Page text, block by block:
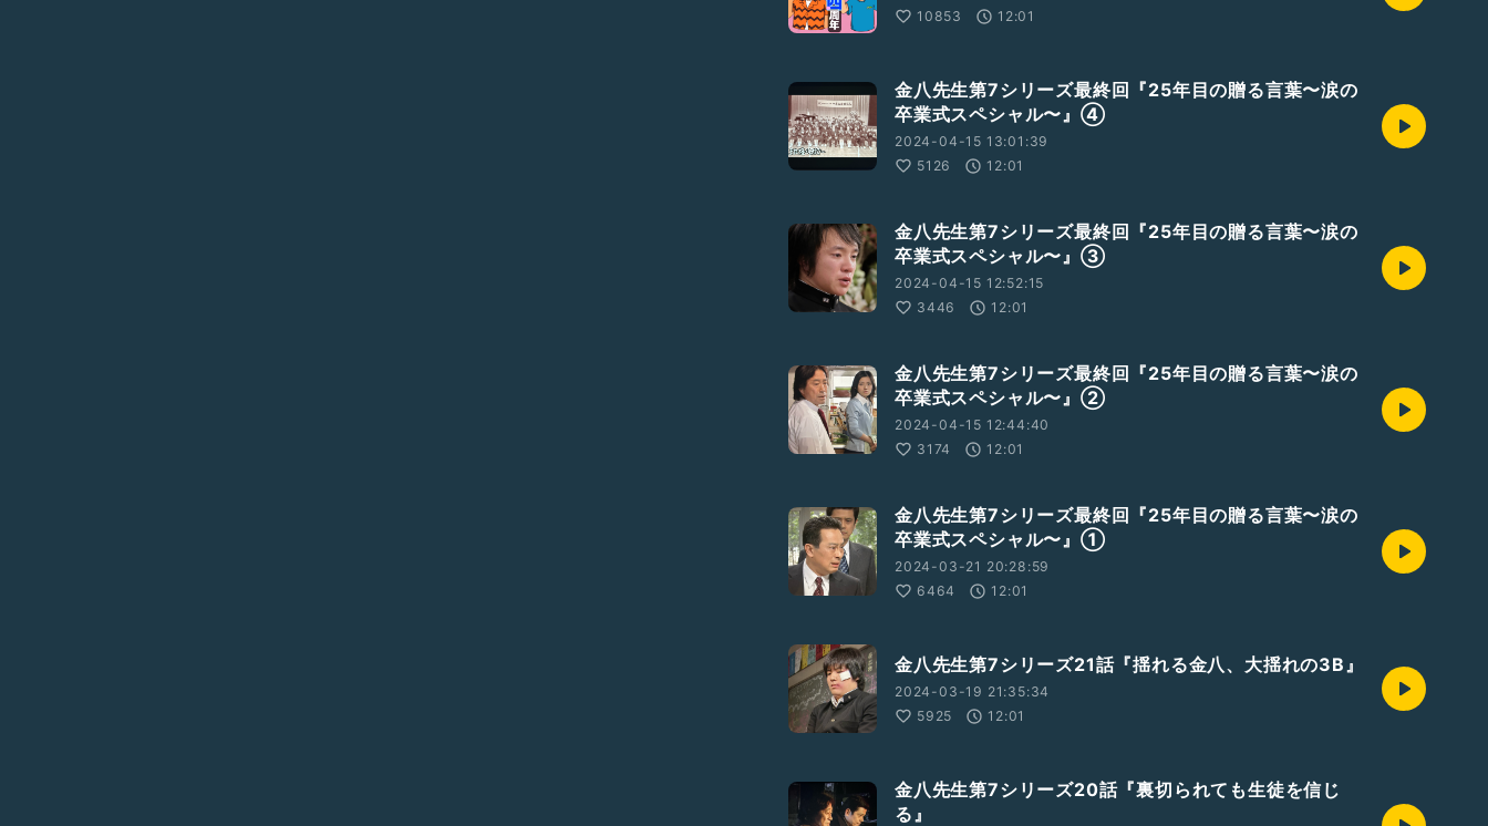
10853
12:01
金八先生第7シリーズ最終回『25年目の贈る言葉〜涙の
卒業式スペシャル〜』④
2024-04-15 13:01:39
5126
12:01
金八先生第7シリーズ最終回『25年目の贈る言葉〜涙の
卒業式スペシャル〜』③
2024-04-15 12:52:15
3446
12:01
金八先生第7シリーズ最終回『25年目の贈る言葉〜涙の
卒業式スペシャル〜』②
2024-04-15 12:44:40
3174
12:01
金八先生第7シリーズ最終回『25年目の贈る言葉〜涙の
卒業式スペシャル〜』①
2024-03-21 20:28:59
6464
12:01
金八先生第7シリーズ21話『揺れる金八、大揺れの3B』
2024-03-19 21:35:34
5925
12:01
金八先生第7シリーズ20話『裏切られても生徒を信じ
る』